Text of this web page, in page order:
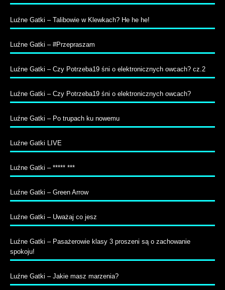
Luźne Gatki – Talibowie w Klewkach? He he he!
Luźne Gatki – #Przepraszam
Luźne Gatki – Czy Potrzeba19 śni o elektronicznych owcach? cz.2
Luźne Gatki – Czy Potrzeba19 śni o elektronicznych owcach?
Luźne Gatki – Po trupach ku nowemu
Luźne Gatki LIVE
Luźne Gatki – ***** ***
Luźne Gatki – Green Arrow
Luźne Gatki – Uważaj co jesz
Luźne Gatki – Pasażerowie klasy 3 proszeni są o zachowanie
spokoju!
Luźne Gatki – Jakie masz marzenia?